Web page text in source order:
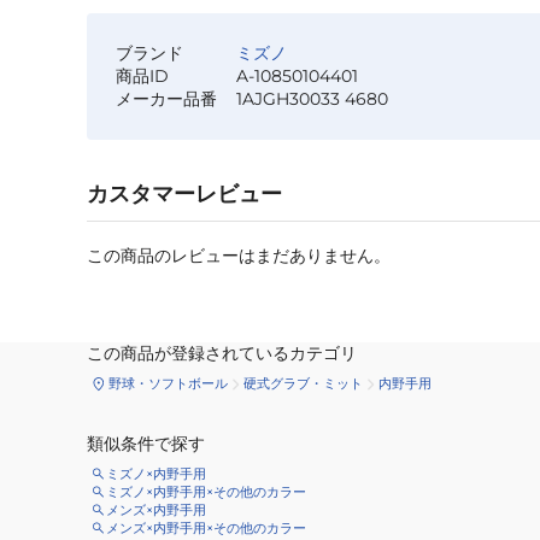
ブランド
ミズノ
商品ID
A-10850104401
メーカー品番
1AJGH30033 4680
カスタマーレビュー
この商品のレビューはまだありません。
この商品が登録されているカテゴリ
野球・ソフトボール 硬式グラブ・ミット 内野手用
類似条件で探す
ミズノ×内野手用
ミズノ×内野手用×その他のカラー
メンズ×内野手用
メンズ×内野手用×その他のカラー